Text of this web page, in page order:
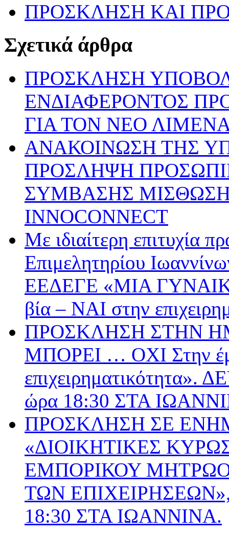
ΠΡΟΣΚΛΗΣΗ ΚΑΙ
Σχετικά άρθρα
ΠΡΟΣΚΛΗΣΗ
ΕΝΔΙΑΦΕΡΟΝΤΟΣ
ΓΙΑ ΤΟΝ ΝΕΟ
ΑΝΑΚΟΙΝΩΣΗ ΤΗΣ
ΠΡΟΣΛΗΨΗ
ΣΥΜΒΑΣΗΣ
INNOCONNECT
Με ιδιαίτερη επιτυχία
Επιμελητηρίου
ΕΕΔΕΓΕ «ΜΙΑ
βία – ΝΑΙ στην
ΠΡΟΣΚΛΗΣΗ ΣΤΗΝ
ΜΠΟΡΕΙ … ΟΧΙ Στην
ώρα 18:30 ΣΤΑ
ΠΡΟΣΚΛΗΣΗ ΣΕ
«ΔΙΟΙΚΗΤΙΚΕΣ
ΕΜΠΟΡΙΚΟΥ
ΤΩΝ
18:30 ΣΤΑ ΙΩΑΝΝΙΝΑ.